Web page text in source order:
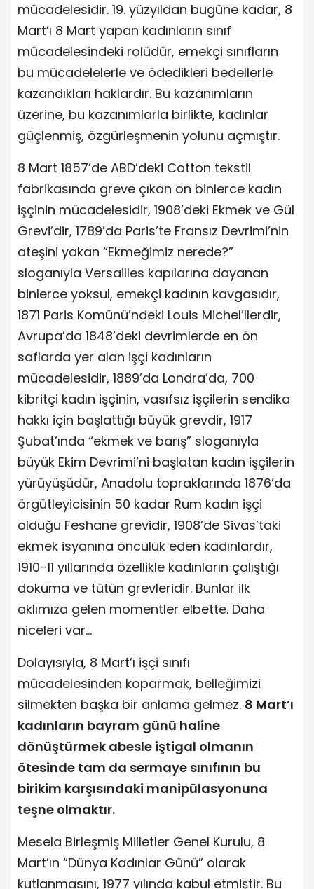
mücadelesidir. 19. yüzyıldan bugüne kadar, 8
Mart’ı 8 Mart yapan kadınların sınıf
mücadelesindeki rolüdür, emekçi sınıfların
bu mücadelelerle ve ödedikleri bedellerle
kazandıkları haklardır. Bu kazanımların
üzerine, bu kazanımlarla birlikte, kadınlar
güçlenmiş, özgürleşmenin yolunu açmıştır.
8 Mart 1857’de ABD’deki Cotton tekstil
fabrikasında greve çıkan on binlerce kadın
işçinin mücadelesidir, 1908’deki Ekmek ve Gül
Grevi’dir, 1789’da Paris’te Fransız Devrimi’nin
ateşini yakan “Ekmeğimiz nerede?”
sloganıyla Versailles kapılarına dayanan
binlerce yoksul, emekçi kadının kavgasıdır,
1871 Paris Komünü’ndeki Louis Michel’llerdir,
Avrupa’da 1848’deki devrimlerde en ön
saflarda yer alan işçi kadınların
mücadelesidir, 1889’da Londra’da, 700
kibritçi kadın işçinin, vasıfsız işçilerin sendika
hakkı için başlattığı büyük grevdir, 1917
Şubat’ında “ekmek ve barış” sloganıyla
büyük Ekim Devrimi’ni başlatan kadın işçilerin
yürüyüşüdür, Anadolu topraklarında 1876’da
örgütleyicisinin 50 kadar Rum kadın işçi
olduğu Feshane grevidir, 1908’de Sivas’taki
ekmek isyanına öncülük eden kadınlardır,
1910-11 yıllarında özellikle kadınların çalıştığı
dokuma ve tütün grevleridir. Bunlar ilk
aklımıza gelen momentler elbette. Daha
niceleri var…
Dolayısıyla, 8 Mart’ı işçi sınıfı
mücadelesinden koparmak, belleğimizi
silmekten başka bir anlama gelmez. 8 Mart’ı
kadınların bayram günü haline
dönüştürmek abesle iştigal olmanın
ötesinde tam da sermaye sınıfının bu
birikim karşısındaki manipülasyonuna
teşne olmaktır.
Mesela Birleşmiş Milletler Genel Kurulu, 8
Mart’ın “Dünya Kadınlar Günü” olarak
kutlanmasını, 1977 yılında kabul etmiştir. Bu